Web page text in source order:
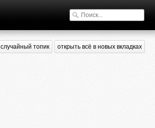
случайный топик открыть всё в новых вкладках